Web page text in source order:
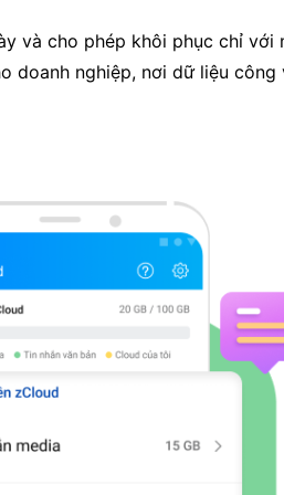
và cho phép khôi phục chỉ
doanh nghiệp, nơi dữ liệu